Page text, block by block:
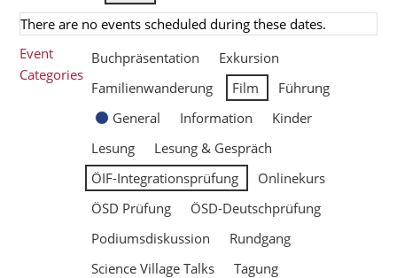
There are no events scheduled during these dates.
Event
Categories
Buchpräsentation
Exkursion
Familienwanderung
Film
Führung
General
Information
Kinder
Lesung
Lesung & Gespräch
ÖIF-Integrationsprüfung
Onlinekurs
ÖSD Prüfung
ÖSD-Deutschprüfung
Podiumsdiskussion
Rundgang
Science Village Talks
Tagung